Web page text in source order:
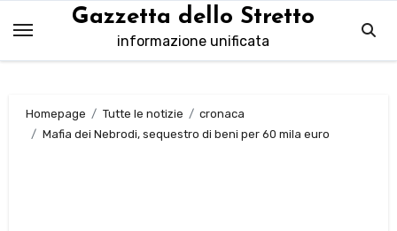
contenuto
Gazzetta dello Stretto
informazione unificata
Homepage Tutte le notizie
cronaca
Mafia dei Nebrodi, sequestro di beni per 60 mila euro